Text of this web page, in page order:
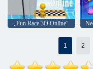
„Fun Race 3D Online“
1 2